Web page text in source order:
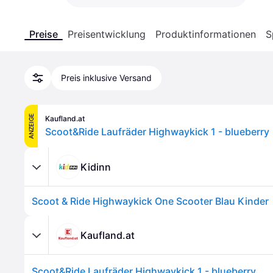
Preise Preisentwicklung Produktinformationen
Preis inklusive Versand
ANZEIGE Kaufland.at
Scoot&Ride Laufräder Highwaykick 1 - blueberry
Kidinn
Scoot & Ride Highwaykick One Scooter Blau Kinder
Kaufland.at